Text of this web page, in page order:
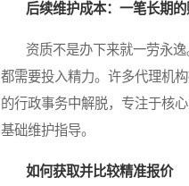
后续维护成本：一笔长期的
资质不是办下来就一劳永逸
都需要投入精力。许多代理机
的行政事务中解脱，专注于核
基础维护指导。
如何获取并比较精准报价